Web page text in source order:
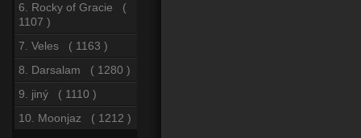
6. Rocky of Gracie (
1107 )
7. Veles ( 1163 )
8. Darsalam ( 1280 )
9. jiný ( 1110 )
10. Moonjaz ( 1212 )